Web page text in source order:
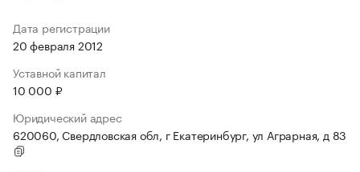
Дата регистрации
20 февраля 2012
Уставной капитал
10 000 ₽
Юридический адрес
620060, Свердловская обл, г Екатеринбург, ул Аграрная, д 83